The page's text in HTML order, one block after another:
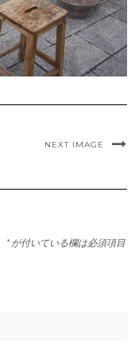
NEXT IMAGE
* が付いている欄は必須項目